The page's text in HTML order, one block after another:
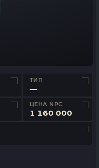
ТИП
—
ЦЕНА NPC
1 160 000